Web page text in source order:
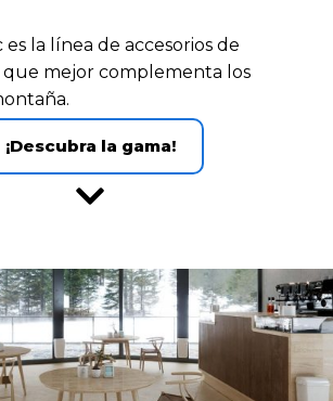
la línea de accesorios de
que mejor complementa los
¡Descubra la gama!